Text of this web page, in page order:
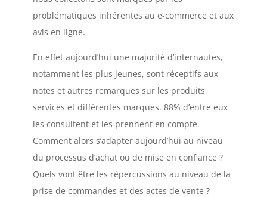
problématiques inhérentes au e-commerce et aux
avis en ligne.
En effet aujourd’hui une majorité d’internautes,
notamment les plus jeunes, sont réceptifs aux
notes et autres remarques sur les produits,
services et différentes marques. 88% d’entre eux
les consultent et les prennent en compte.
Comment alors s’adapter aujourd’hui au niveau
du processus d’achat ou de mise en confiance ?
Quels vont être les répercussions au niveau de la
prise de commandes et des actes de vente ?